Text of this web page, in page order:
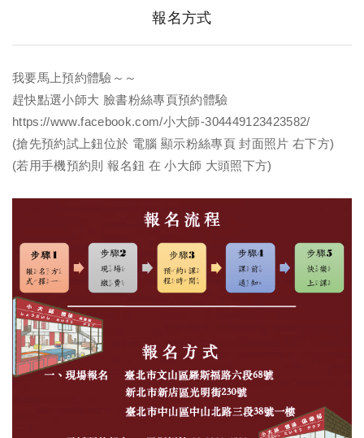
報名方式
我要馬上預約體驗～～
趕快點選小師大 臉書粉絲專頁預約體驗
https://www.facebook.com/小大師-304449123423582/
(搶先預約試上鈕位於 電腦 顯示粉絲專頁 封面照片 右下方)
(若用手機預約則 報名鈕 在 小大師 大頭照下方)